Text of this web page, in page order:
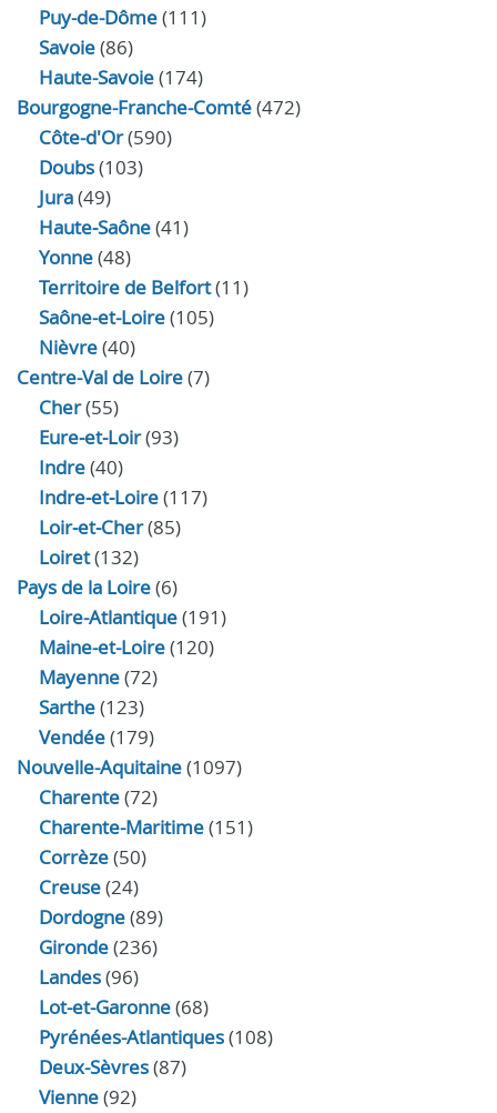
Puy-de-Dôme(111)
Savoie(86)
Haute-Savoie(174)
Bourgogne-Franche-Comté(472)
Côte-d'Or(590)
Doubs(103)
Jura(49)
Haute‑Saône(41)
Yonne(48)
Territoire de Belfort(11)
Saône-et-Loire(105)
Nièvre(40)
Centre-Val de Loire(7)
Cher(55)
Eure‑et‑Loir(93)
Indre(40)
Indre‑et‑Loire(117)
Loir‑et‑Cher(85)
Loiret(132)
Pays de la Loire(6)
Loire-Atlantique(191)
Maine-et-Loire(120)
Mayenne(72)
Sarthe(123)
Vendée(179)
Nouvelle-Aquitaine(1097)
Charente(72)
Charente-Maritime(151)
Corrèze(50)
Creuse(24)
Dordogne(89)
Gironde(236)
Landes(96)
Lot-et-Garonne(68)
Pyrénées-Atlantiques(108)
Deux-Sèvres(87)
Vienne(92)